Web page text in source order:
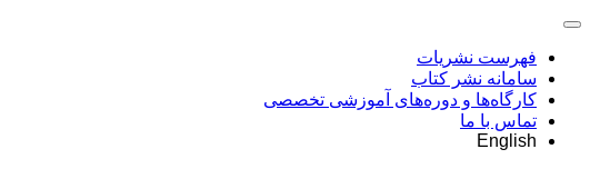
فهرست نشریات
سامانه نشر کتاب
کارگاه‌ها و دوره‌های آموزشی تخصصی
تماس با ما
English